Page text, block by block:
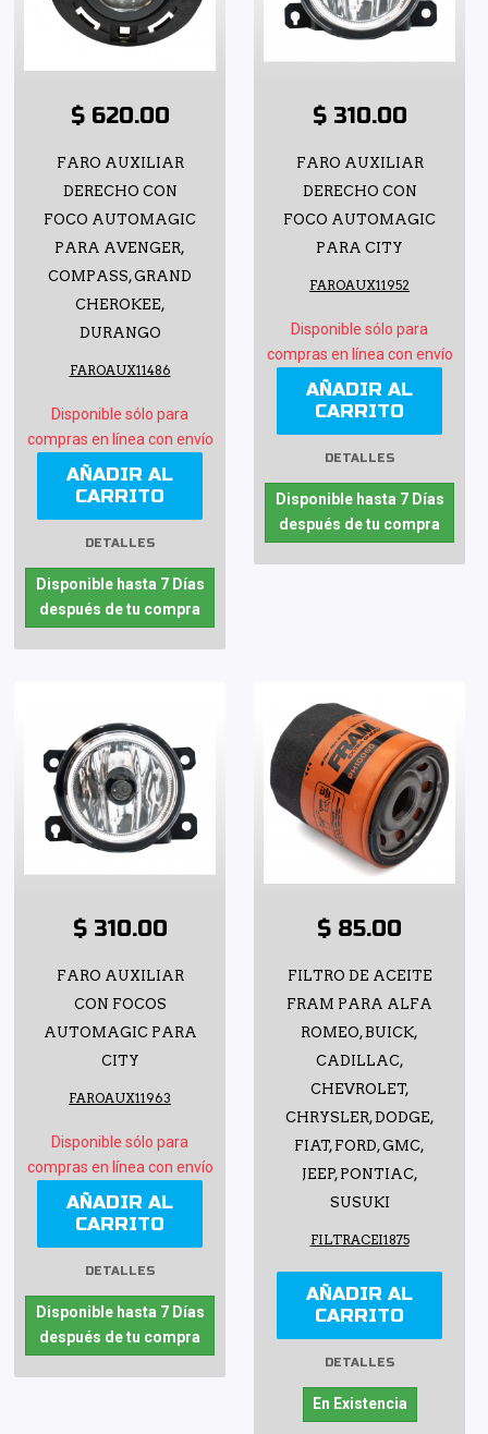
$ 620.00
FARO AUXILIAR
DERECHO CON
FOCO AUTOMAGIC
PARA AVENGER,
COMPASS, GRAND
CHEROKEE,
DURANGO
FAROAUX11486
Disponible sólo para
compras en línea con envío
AÑADIR AL
CARRITO
DETALLES
Disponible hasta 7 Días
después de tu compra
$ 310.00
FARO AUXILIAR
DERECHO CON
FOCO AUTOMAGIC
PARA CITY
FAROAUX11952
Disponible sólo para
compras en línea con envío
AÑADIR AL
CARRITO
DETALLES
Disponible hasta 7 Días
después de tu compra
$ 310.00
FARO AUXILIAR
CON FOCOS
AUTOMAGIC PARA
CITY
FAROAUX11963
Disponible sólo para
compras en línea con envío
AÑADIR AL
CARRITO
DETALLES
Disponible hasta 7 Días
después de tu compra
$ 85.00
FILTRO DE ACEITE
FRAM PARA ALFA
ROMEO, BUICK,
CADILLAC,
CHEVROLET,
CHRYSLER, DODGE,
FIAT, FORD, GMC,
JEEP, PONTIAC,
SUSUKI
FILTRACEI1875
AÑADIR AL
CARRITO
DETALLES
En Existencia